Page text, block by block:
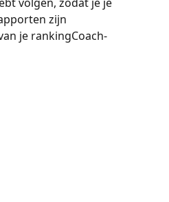
zijn
je rankingCoach-